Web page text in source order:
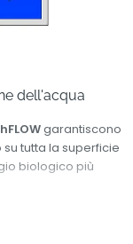
dell'acqua
garantiscono
tutta la superficie
biologico più
per grandi